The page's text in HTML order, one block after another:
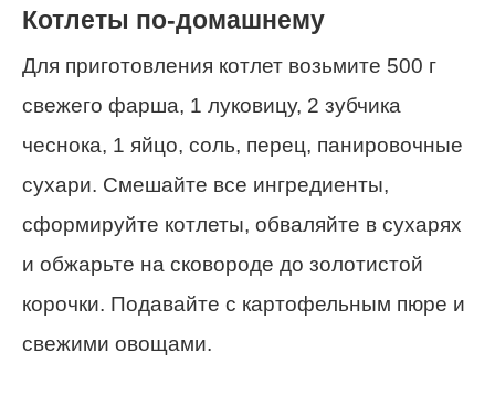
Котлеты по-домашнему
Для приготовления котлет возьмите 500 г
свежего фарша, 1 луковицу, 2 зубчика
чеснока, 1 яйцо, соль, перец, панировочные
сухари. Смешайте все ингредиенты,
сформируйте котлеты, обваляйте в сухарях
и обжарьте на сковороде до золотистой
корочки. Подавайте с картофельным пюре и
свежими овощами.